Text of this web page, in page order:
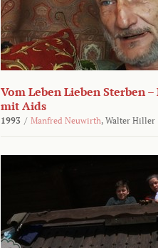
Vom Leben Lieben Sterben
mit Aids
1993 / Manfred Neuwirth, Walter Hiller